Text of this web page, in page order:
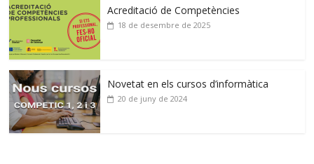
Acreditació de Competències
18 de desembre de 2025
Novetat en els cursos d’informàtica
20 de juny de 2024